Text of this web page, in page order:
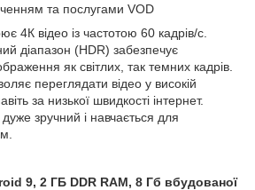
та послугами VOD
4К відео із частотою 60 кадрів/с.
діапазон (HDR) забезпечує
як світлих, так темних кадрів.
переглядати відео у високій
за низької швидкості інтернет.
зручний і навчається для
9, 2 ГБ DDR RAM, 8 Гб вбудованої